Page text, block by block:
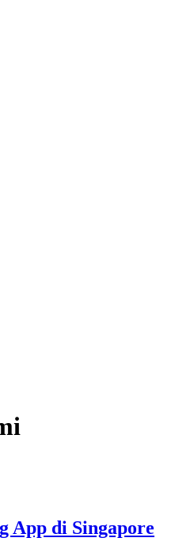
App di Singapore